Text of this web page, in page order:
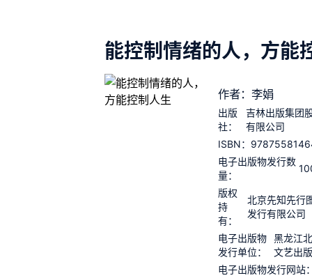
能控制情绪的人，方能
作者：李娟
出版
社：
吉林出版集团
有限公司
ISBN：
电子出版物发行数
量：
版权
持
有：
北京先知先行
发行有限公司
电子出版物
发行单位：
黑龙江
文艺出
电子出版物发行网站